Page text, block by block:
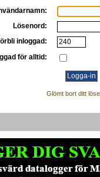
Lösenord:
inloggad:
för alltid:
Glömt bort ditt